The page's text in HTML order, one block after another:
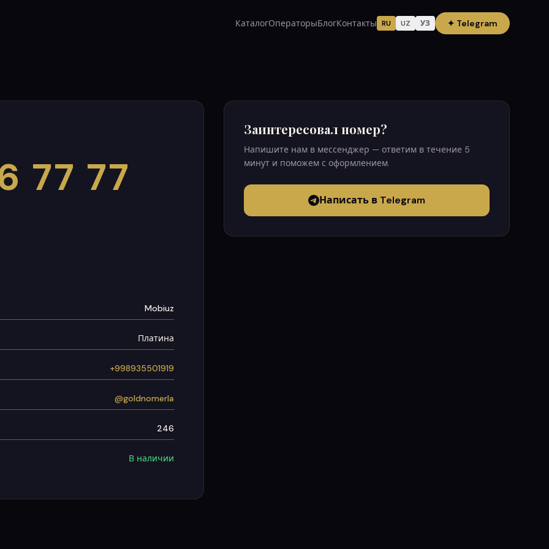
КаталогОператорыБлогКонтакты RU UZ УЗ ✦ Telegram
77 77
Mobiuz
Платина
+998935501919
@goldnomerla
246
В наличии
Заинтересовал номер?
Напишите нам в мессенджер — ответим в течение 5
минут и поможем с оформлением.
Написать в Telegram